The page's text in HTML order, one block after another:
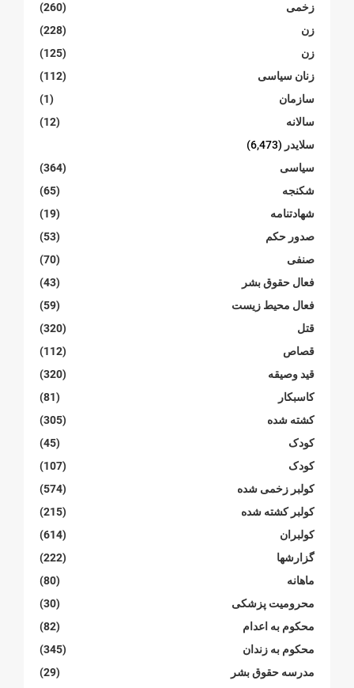
زخمی
(260)
زن
(228)
زن
(125)
زنان سیاسی
(112)
سازمان
(1)
سالانە
(12)
سلایدر (6,473)
سیاسی
(364)
شکنجە
(65)
شهادتنامە
(19)
صدور حکم
(53)
صنفی
(70)
فعال حقوق بشر
(43)
فعال محیط زیست
(59)
قتل
(320)
قصاص
(112)
قید وصیقه
(320)
کاسبکار
(81)
کشته شده
(305)
کودک
(45)
کودک
(107)
کولبر زخمی شدە
(574)
کولبر کشتە شدە
(215)
کولبران
(614)
گزارشها
(222)
ماهانە
(80)
محرومیت پزشکی
(30)
محکوم بە اعدام
(82)
محکوم بە زندان
(345)
مدرسە حقوق بشر
(29)